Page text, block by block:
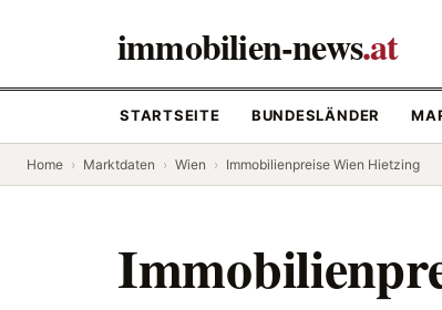
immobilien-news.at
STARTSEITE BUNDESLÄNDER
Home › Marktdaten › Wien › Immobilienpreise Wien Hietzing